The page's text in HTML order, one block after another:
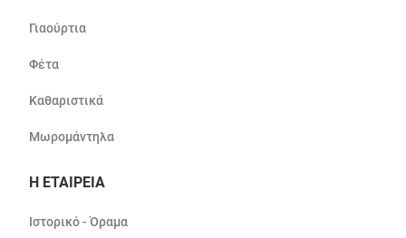
Γιαούρτια
Φέτα
Καθαριστικά
Μωρομάντηλα
Η ΕΤΑΙΡΕΙΑ
Ιστορικό - Όραμα